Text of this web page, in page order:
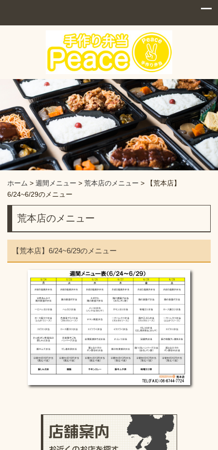
ホーム > 週間メニュー > 荒本店のメニュー >
【荒本店】
6/24~6/29のメニュー
荒本店のメニュー
【荒本店】6/24~6/29のメニュー